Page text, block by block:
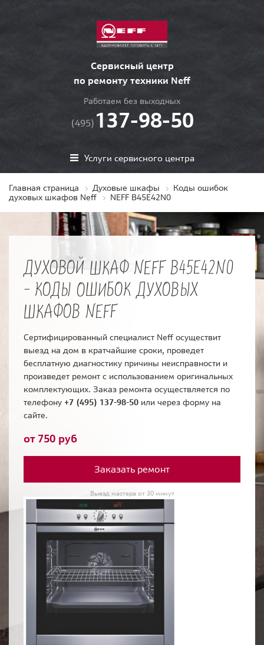
Сервисный центр
по ремонту техники Neff
Работаем без выходных
(495) 137-98-50
Услуги сервисного центра
Главная страница Духовые шкафы
Коды ошибок
духовых шкафов Neff
NEFF B45E42N0
ДУХОВОЙ ШКАФ NEFF B45E42N0
- КОДЫ ОШИБОК ДУХОВЫХ
ШКАФОВ NEFF
Сертифицированный специалист Neff осуществит
выезд на дом в кратчайшие сроки, проведет
бесплатную диагностику причины неисправности и
произведет ремонт с использованием оригинальных
комплектующих. Заказ ремонта осуществляется по
телефону +7 (495) 137-98-50 или через форму на
сайте.
от 750 руб
Заказать ремонт
Выезд мастера от 30 минут